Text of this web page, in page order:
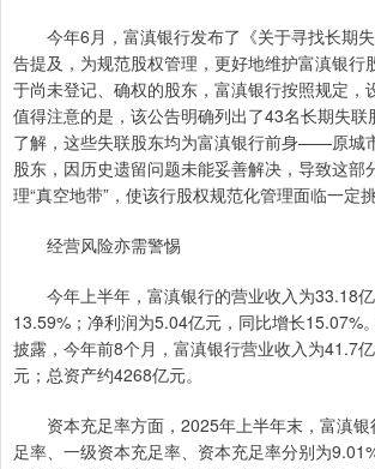
今年6月，富滇银行发布了《关于寻找长期
告提及，为规范股权管理，更好地维护富滇银行
于尚未登记、确权的股东，富滇银行按照规定，
值得注意的是，该公告明确列出了43名长期失
了解，这些失联股东均为富滇银行前身——原城
股东，因历史遗留问题未能妥善解决，导致这部
理“真空地带”，使该行股权规范化管理面临一定挑
经营风险亦需警惕
今年上半年，富滇银行的营业收入为33.18
13.59%；净利润为5.04亿元，同比增长15.07%
披露，今年前8个月，富滇银行营业收入为41.7
元；总资产约4268亿元。
资本充足率方面，2025年上半年末，富滇银
足率、一级资本充足率、资本充足率分别为